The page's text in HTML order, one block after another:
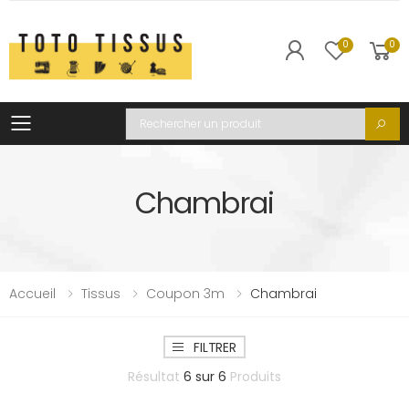
0 0
Toggle mobile menu
Recherche
Chambrai
Accueil Tissus Coupon 3m Chambrai
FILTRER
Résultat 6 sur 6 Produits